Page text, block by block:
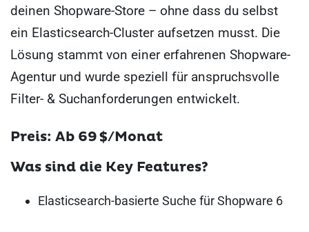
deinen Shopware-Store – ohne dass du selbst
ein Elasticsearch-Cluster aufsetzen musst. Die
Lösung stammt von einer erfahrenen Shopware-
Agentur und wurde speziell für anspruchsvolle
Filter- & Suchanforderungen entwickelt.
Preis: Ab 69 $/Monat
Was sind die Key Features?
Elasticsearch-basierte Suche für Shopware 6